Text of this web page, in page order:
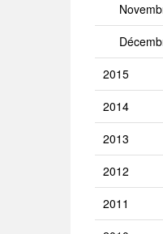
2015
2014
2013
2012
2011